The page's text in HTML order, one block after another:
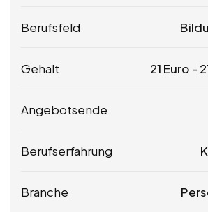
Berufsfeld
Gehalt 21 Euro -
Angebotsende
Berufserfahrung
Branche